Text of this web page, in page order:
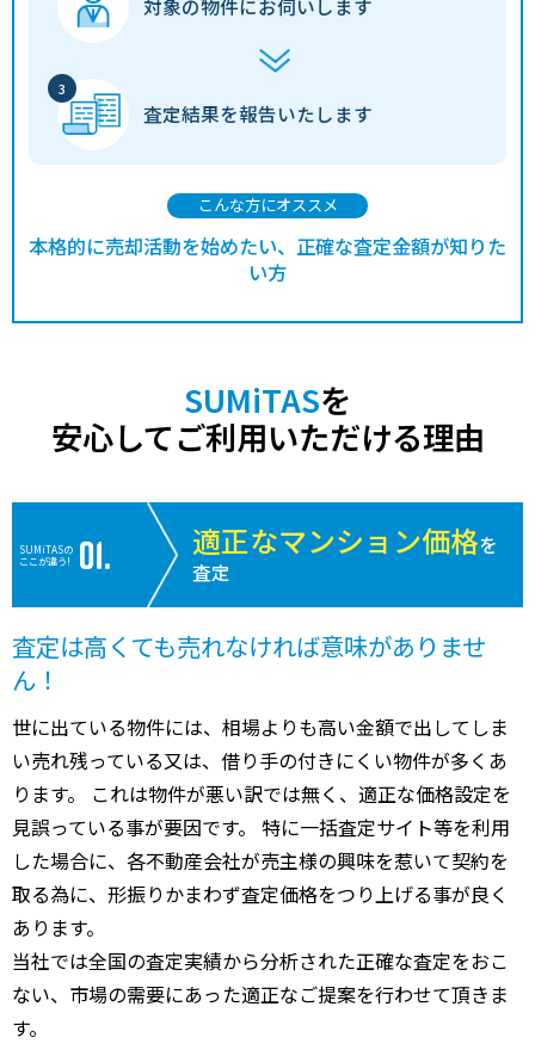
対象の物件にお伺いします
査定結果を報告いたします
こんな方にオススメ
本格的に売却活動を始めたい、正確な査定金額が知りた
い方
SUMiTASを
安心してご利用いただける理由
SUMiTASの
ここが違う!
適正なマンション価格を
査定
査定は高くても売れなければ意味がありませ
ん！
世に出ている物件には、相場よりも高い金額で出してしま
い売れ残っている又は、借り手の付きにくい物件が多くあ
ります。 これは物件が悪い訳では無く、適正な価格設定を
見誤っている事が要因です。 特に一括査定サイト等を利用
した場合に、各不動産会社が売主様の興味を惹いて契約を
取る為に、形振りかまわず査定価格をつり上げる事が良く
あります。
当社では全国の査定実績から分析された正確な査定をおこ
ない、市場の需要にあった適正なご提案を行わせて頂きま
す。